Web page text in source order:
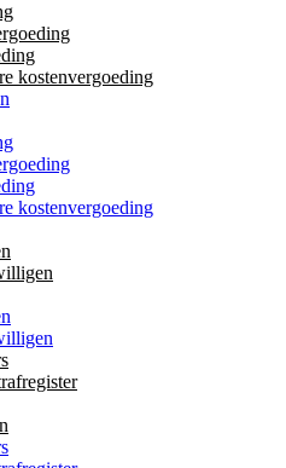
kostenvergoeding
kostenvergoeding